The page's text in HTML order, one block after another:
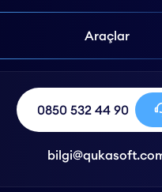
Araçlar
0850 532 44 90